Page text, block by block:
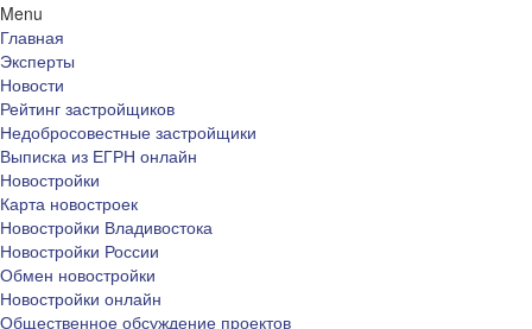
Menu
Главная
Эксперты
Новости
Рейтинг застройщиков
Недобросовестные застройщики
Выписка из ЕГРН онлайн
Новостройки
Карта новостроек
Новостройки Владивостока
Новостройки России
Обмен новостройки
Новостройки онлайн
Общественное обсуждение проектов